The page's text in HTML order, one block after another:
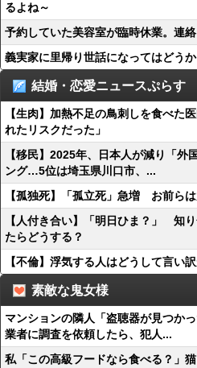
るよね～
予約していた美容室が臨時休業。連
義実家に里帰り世話になってはどう
結婚・恋愛ニュースぷらす
【生肉】加熱不足の鳥刺しを食べ
れたリスクだった」
【移民】2025年、日本人が減り「外
ング…5位は埼玉県川口市、...
【孤独死】「孤立死」急増 お前らは
【人付き合い】「明日ひま？」 知
たらどうする？
【不倫】浮気する人はどうして言い
素敵な鬼女様
マンションの隣人「盗聴器が見つか
業者に調査を依頼したら、犯人...
私「この高級フードなら食べる？」